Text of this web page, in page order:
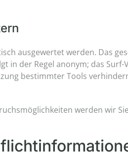
ausgewertet werden. Das
in der Regel anonym; das
bestimmter Tools
werden wir